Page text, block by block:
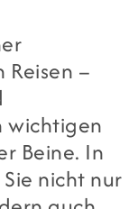
–
wichtigen
Beine. In
nicht nur